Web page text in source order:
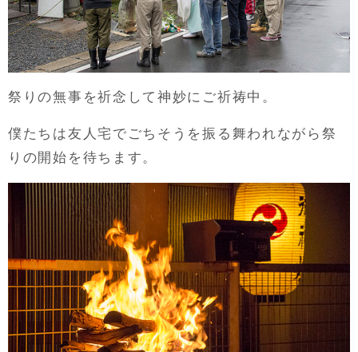
祭りの無事を祈念して神妙にご祈祷中。
僕たちは友人宅でごちそうを振る舞われながら祭
りの開始を待ちます。